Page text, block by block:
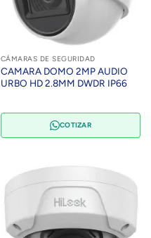
CÁMARAS DE SEGURIDAD
CAMARA DOMO 2MP AUDIO
URBO HD 2.8MM DWDR IP66
COTIZAR